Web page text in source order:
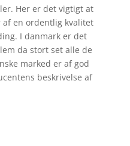
Her er det vigtigt at
en ordentlig kvalitet
I danmark er det
da stort set alle de
marked er af god
beskrivelse af